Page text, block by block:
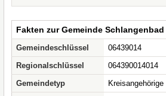
Fakten zur Gemeinde Schlangenbad
Gemeindeschlüssel
06439014
Regionalschlüssel
064390014014
Gemeindetyp